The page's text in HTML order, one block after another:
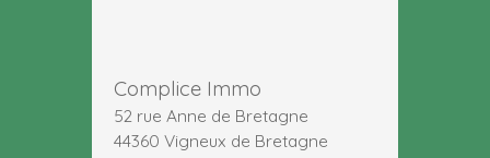
Complice Immo
52 rue Anne de Bretagne
44360 Vigneux de Bretagne